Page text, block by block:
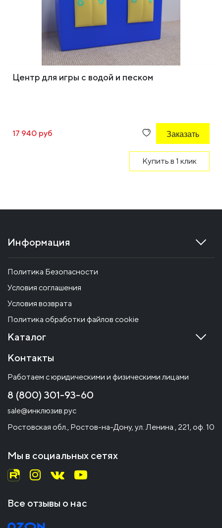
Центр для игры с водой и песком
17 940 руб Заказать
Купить в 1 клик
Информация
Политика Безопасности
Условия соглашения
Условия возврата
Политика обработки файлов cookie
Каталог
Контакты
Работаем с юридическими и физическими лицами
8 (800) 301-93-60
sale@инклюзив.рус
Ростовская обл., Ростов-на-Дону, ул. Ленина , 221, оф. 10
Мы в социальных сетях
Все отзывы о нас